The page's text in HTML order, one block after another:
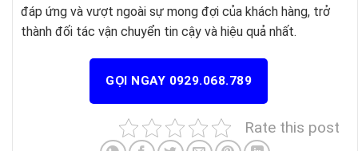
đáp ứng và vượt ngoài sự mong đợi của khách hàng, trở
thành đối tác vận chuyển tin cậy và hiệu quả nhất.
GỌI NGAY 0929.068.789
Rate this post